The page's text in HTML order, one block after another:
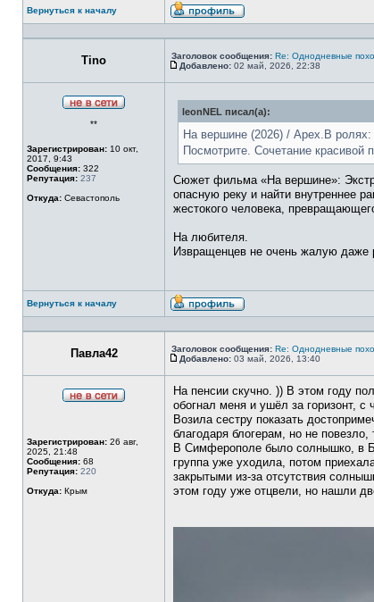
Вернуться к началу
Профиль
Tino Заголовок сообщения: Re: Однодневные
Сообщение
Добавлено: 02 май, 2026, 22:38
**
Зарегистрирован: 10 окт,
2017, 9:43
Сообщения: 322
Репутация: 237
Откуда: Севастополь
leonNEL писал(а):
На вершине (2026) / Apex.В
Посмотрите. Сочетание красивой
Сюжет фильма «На вершине»:
опасную реку и найти внутреннее
жестокого человека,
На любителя.
Извращенцев не очень жалую даже
Вернуться к началу
Профиль
Павла42 Заголовок сообщения: Re: Однодневные
Сообщение
Добавлено: 03 май, 2026, 13:40
Зарегистрирован: 26 авг,
2025, 21:48
Сообщения: 68
Репутация: 220
Откуда: Крым
На пенсии скучно. )) В этом году
обогнал меня и ушёл за горизонт, с
Возила сестру показать
благодаря блогерам, но не
В Симферополе было солнышко, в
группа уже уходила, потом
закрытыми из-за отсутствия
этом году уже отцвели, но нашли